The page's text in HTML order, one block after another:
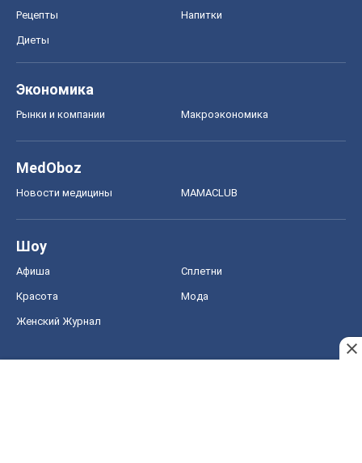
Рецепты Напитки
Диеты
Экономика
Рынки и компании Mакроэкономика
MedOboz
Новости медицины MAMACLUB
Шоу
Афиша Сплетни
Красота Мода
Женский Журнал